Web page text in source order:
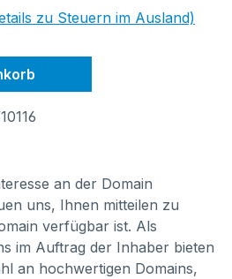
zu Steuern im Ausland)
an der Domain
uns, Ihnen mitteilen zu
verfügbar ist. Als
im Auftrag der Inhaber bieten
an hochwertigen Domains,